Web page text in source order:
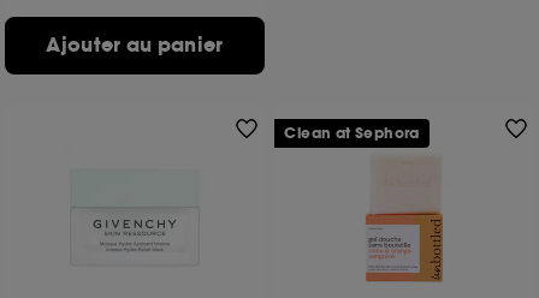
Ajouter au panier
Clean at Sephora